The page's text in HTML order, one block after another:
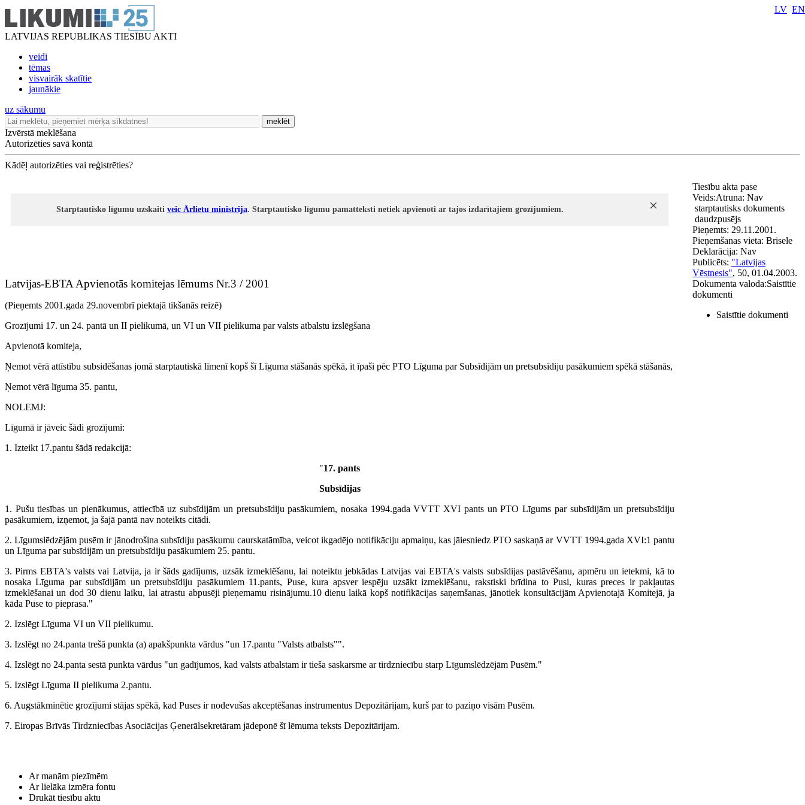
LATVIJAS REPUBLIKAS TIESĪBU AKTI
veidi
tēmas
visvairāk skatītie
jaunākie
LV EN
uz sākumu
meklēt
Izvērstā meklēšana
Autorizēties savā kontā
Kādēļ autorizēties vai reģistrēties?
Starptautisko līgumu uzskaiti veic Ārlietu ministrija. Starptautisko līgumu pamatteksti netiek apvienoti ar tajos izdarītajiem grozījumiem.
Latvijas-EBTA Apvienotās komitejas lēmums Nr.3 / 2001
(Pieņemts 2001.gada 29.novembrī piektajā tikšanās reizē)
Grozījumi 17. un 24. pantā un II pielikumā, un VI un VII pielikuma par valsts atbalstu izslēgšana
Apvienotā komiteja,
Ņemot vērā attīstību subsidēšanas jomā starptautiskā līmenī kopš šī Līguma stāšanās spēkā, it īpaši pēc PTO Līguma par Subsīdijām un pretsubsīdiju pasākumiem spēkā stāšanās,
Ņemot vērā līguma 35. pantu,
NOLEMJ:
Līgumā ir jāveic šādi grozījumi:
1. Izteikt 17.pantu šādā redakcijā:
"17. pants
Subsīdijas
1. Pušu tiesības un pienākumus, attiecībā uz subsīdijām un pretsubsīdiju pasākumiem, nosaka 1994.gada VVTT XVI pants un PTO Līgums par subsīdijām un pretsubsīdiju
pasākumiem, izņemot, ja šajā pantā nav noteikts citādi.
2. Līgumslēdzējām pusēm ir jānodrošina subsīdiju pasākumu caurskatāmība, veicot ikgadējo notifikāciju apmaiņu, kas jāiesniedz PTO saskaņā ar VVTT 1994.gada XVI:1 pantu
un Līguma par subsīdijām un pretsubsīdiju pasākumiem 25. pantu.
3. Pirms EBTA's valsts vai Latvija, ja ir šāds gadījums, uzsāk izmeklēšanu, lai noteiktu jebkādas Latvijas vai EBTA's valsts subsīdijas pastāvēšanu, apmēru un ietekmi, kā to
nosaka Līguma par subsīdijām un pretsubsīdiju pasākumiem 11.pants, Puse, kura apsver iespēju uzsākt izmeklēšanu, rakstiski brīdina to Pusi, kuras preces ir pakļautas
izmeklēšanai un dod 30 dienu laiku, lai atrastu abpusēji pieņemamu risinājumu.10 dienu laikā kopš notifikācijas saņemšanas, jānotiek konsultācijām Apvienotajā Komitejā, ja
kāda Puse to pieprasa."
2. Izslēgt Līguma VI un VII pielikumu.
3. Izslēgt no 24.panta trešā punkta (a) apakšpunkta vārdus "un 17.pantu "Valsts atbalsts"".
4. Izslēgt no 24.panta sestā punkta vārdus "un gadījumos, kad valsts atbalstam ir tieša saskarsme ar tirdzniecību starp Līgumslēdzējām Pusēm."
5. Izslēgt Līguma II pielikuma 2.pantu.
6. Augstākminētie grozījumi stājas spēkā, kad Puses ir nodevušas akceptēšanas instrumentus Depozitārijam, kurš par to paziņo visām Pusēm.
7. Eiropas Brīvās Tirdzniecības Asociācijas Ģenerālsekretāram jādeponē šī lēmuma teksts Depozitārijam.
Tiesību akta pase
Veids:
starptautisks dokuments
daudzpusējs
Pieņemts: 29.11.2001.
Pieņemšanas vieta: Brisele
Atruna: Nav
Deklarācija: Nav
Publicēts: "Latvijas
Vēstnesis", 50, 01.04.2003.
Dokumenta valoda:Saistītie
dokumenti
Saistītie dokumenti
Ar manām piezīmēm
Ar lielāka izmēra fontu
Drukāt tiesību aktu